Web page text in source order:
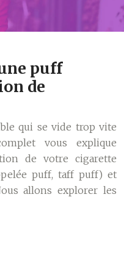
puff
de
qui se vide trop vite
vous explique
de votre cigarette
puff, taff puff) et
allons explorer les